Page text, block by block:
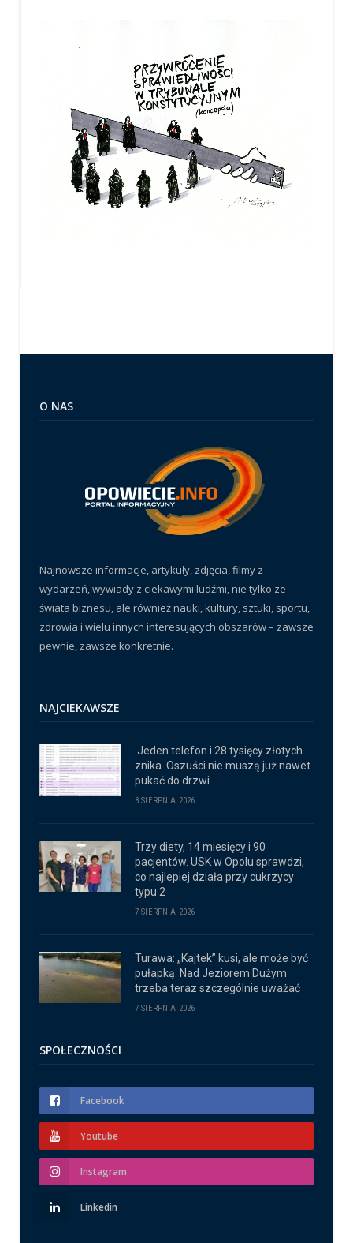
O NAS
Najnowsze informacje, artykuły, zdjęcia, filmy z
wydarzeń, wywiady z ciekawymi ludźmi, nie tylko ze
świata biznesu, ale również nauki, kultury, sztuki, sportu,
zdrowia i wielu innych interesujących obszarów – zawsze
pewnie, zawsze konkretnie.
NAJCIEKAWSZE
Jeden telefon i 28 tysięcy złotych
znika. Oszuści nie muszą już nawet
pukać do drzwi
8 SIERPNIA 2026
Trzy diety, 14 miesięcy i 90
pacjentów. USK w Opolu sprawdzi,
co najlepiej działa przy cukrzycy
typu 2
7 SIERPNIA 2026
Turawa: „Kajtek” kusi, ale może być
pułapką. Nad Jeziorem Dużym
trzeba teraz szczególnie uważać
7 SIERPNIA 2026
SPOŁECZNOŚCI
Facebook
Youtube
Instagram
Linkedin